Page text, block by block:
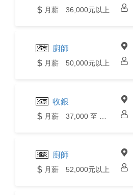
月薪 36,000元以上
廚師
月薪 50,000元以上
收銀
廚師
月薪 52,000元以上